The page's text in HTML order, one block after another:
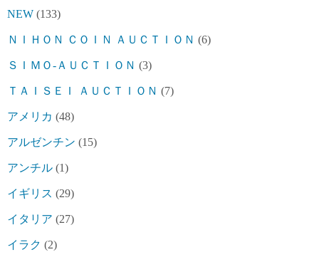
NEW (133)
ＮＩＨＯＮ ＣＯＩＮ ＡＵＣＴＩＯＮ (6)
ＳＩＭＯ-ＡＵＣＴＩＯＮ (3)
ＴＡＩＳＥＩ ＡＵＣＴＩＯＮ (7)
アメリカ (48)
アルゼンチン (15)
アンチル (1)
イギリス (29)
イタリア (27)
イラク (2)